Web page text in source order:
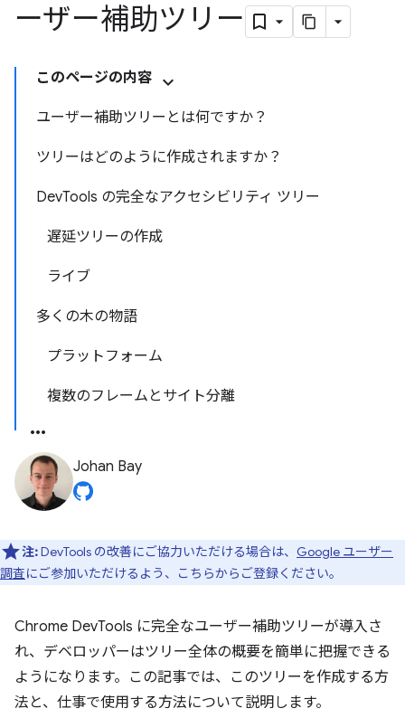
ーザー補助ツリー
このページの内容
ユーザー補助ツリーとは何ですか？
ツリーはどのように作成されますか？
DevTools の完全なアクセシビリティ ツリー
遅延ツリーの作成
ライブ
多くの木の物語
プラットフォーム
複数のフレームとサイト分離
Johan Bay
注:DevTools の改善にご協力いただける場合は、 Google ユーザー
調査にご参加いただけるよう、こちらからご登録ください。
Chrome DevTools に完全なユーザー補助ツリーが導入さ
れ、デベロッパーはツリー全体の概要を簡単に把握できる
ようになります。この記事では、このツリーを作成する方
法と、仕事で使用する方法について説明します。